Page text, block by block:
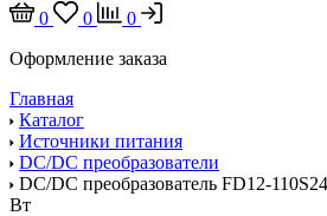
0
0
0
Оформление заказа
Главная
Каталог
Источники питания
DC/DC преобразователи
DC/DC преобразователь FD12-
Вт